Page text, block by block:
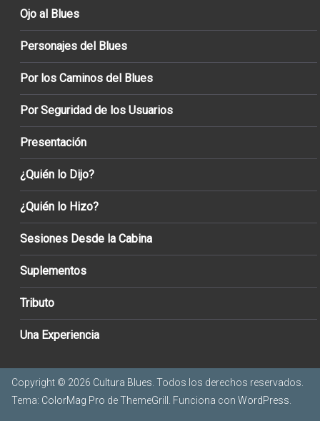
Ojo al Blues
Personajes del Blues
Por los Caminos del Blues
Por Seguridad de los Usuarios
Presentación
¿Quién lo Dijo?
¿Quién lo Hizo?
Sesiones Desde la Cabina
Suplementos
Tributo
Una Experiencia
Copyright © 2026 Cultura Blues. Todos los derechos reservados.
Tema: ColorMag Pro de ThemeGrill. Funciona con WordPress.